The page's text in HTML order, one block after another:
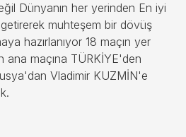
Dünyanın her yerinden En iyi
muhteşem bir dövüş
hazırlanıyor 18 maçın yer
ana maçına TÜRKİYE'den
Vladimir KUZMİN'e